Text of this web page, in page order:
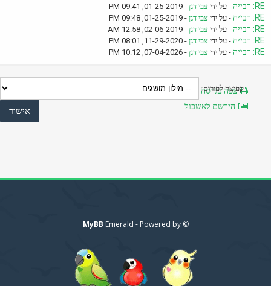
RE: רבייה - על ידי צבי דגן - 01-25-2019, 09:41 PM
RE: רבייה - על ידי צבי דגן - 01-25-2019, 09:48 PM
RE: רבייה - על ידי צבי דגן - 02-06-2019, 12:58 AM
RE: רבייה - על ידי צבי דגן - 11-29-2020, 08:01 PM
RE: רבייה - על ידי צבי דגן - 07-04-2026, 10:12 PM
צפה בגרסה מותאמת להדפסה
הירשם לאשכול
קפיצה לפורום:
© Emerald - Powered by
MyBB